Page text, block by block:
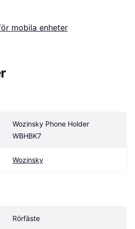
mobila enheter
Wozinsky Phone Holder
WBHBK7
Wozinsky
Rörfäste